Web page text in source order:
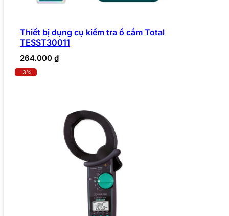
Thiết bị dụng cụ kiểm tra ổ cắm Total
TESST30011
264.000 ₫
-3%